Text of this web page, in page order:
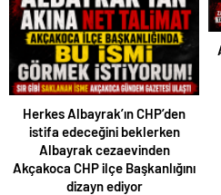
Herkes Albayrak’ın CHP’den
istifa edeceğini beklerken
Albayrak cezaevinden
Akçakoca CHP ilçe Başkanlığını
dizayn ediyor